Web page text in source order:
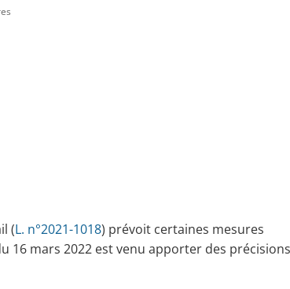
(L. n°2021-1018) prévoit certaines mesures
16 mars 2022 est venu apporter des